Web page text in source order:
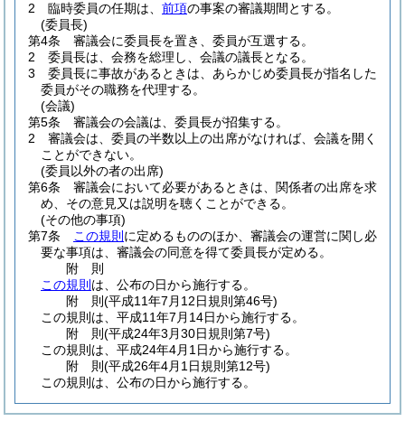
2
臨時委員の任期は、 前項の事案の審議期間とする。
(委員長)
第4条
審議会に委員長を置き、委員が互選する。
2
委員長は、会務を総理し、会議の議長となる。
3
委員長に事故があるときは、あらかじめ委員長が指名した
委員がその職務を代理する。
(会議)
第5条
審議会の会議は、委員長が招集する。
2
審議会は、委員の半数以上の出席がなければ、会議を開く
ことができない。
(委員以外の者の出席)
第6条
審議会において必要があるときは、関係者の出席を求
め、その意見又は説明を聴くことができる。
(その他の事項)
第7条
この規則 に定めるもののほか、審議会の運営に関し必
要な事項は、審議会の同意を得て委員長が定める。
附 則
この規則 は、公布の日から施行する。
附 則(平成11年7月12日規則第46号)
この規則は、平成11年7月14日から施行する。
附 則(平成24年3月30日規則第7号)
この規則は、平成24年4月1日から施行する。
附 則(平成26年4月1日規則第12号)
この規則は、公布の日から施行する。